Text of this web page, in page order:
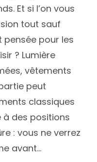
Et si l’on vous
tout sauf
pensée pour les
? Lumière
vêtements
peut
classiques
des positions
: vous ne verrez
avant…